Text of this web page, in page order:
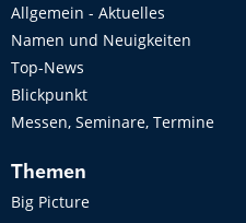
Allgemein - Aktuelles
Namen und Neuigkeiten
Top-News
Blickpunkt
Messen, Seminare, Termine
Themen
Big Picture